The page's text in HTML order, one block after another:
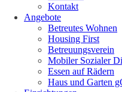
Kontakt
Angebote
Betreutes Wohnen
Housing First
Betreuungsverein
Mobiler Sozialer
Essen auf Rädern
Haus und Garten